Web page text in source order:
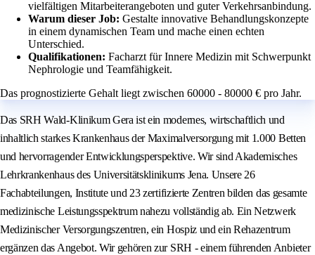
vielfältigen Mitarbeiterangeboten und guter Verkehrsanbindung.
Warum dieser Job: Gestalte innovative Behandlungskonzepte
in einem dynamischen Team und mache einen echten
Unterschied.
Qualifikationen: Facharzt für Innere Medizin mit Schwerpunkt
Nephrologie und Teamfähigkeit.
Das prognostizierte Gehalt liegt zwischen 60000 - 80000 € pro Jahr.
Das SRH Wald-Klinikum Gera ist ein modernes, wirtschaftlich und
inhaltlich starkes Krankenhaus der Maximalversorgung mit 1.000 Betten
und hervorragender Entwicklungsperspektive. Wir sind Akademisches
Lehrkrankenhaus des Universitätsklinikums Jena. Unsere 26
Fachabteilungen, Institute und 23 zertifizierte Zentren bilden das gesamte
medizinische Leistungsspektrum nahezu vollständig ab. Ein Netzwerk
Medizinischer Versorgungszentren, ein Hospiz und ein Rehazentrum
ergänzen das Angebot. Wir gehören zur SRH - einem führenden Anbieter